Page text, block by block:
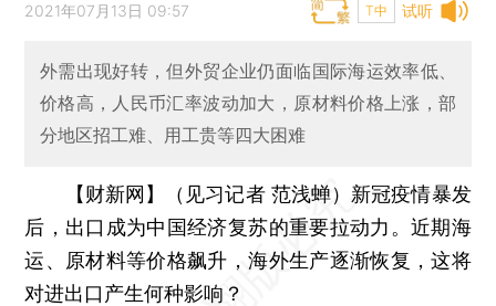
试听
2021年07月13日 09:57 T中
外需出现好转，但外贸企业仍面临国际海运效率低、
价格高，人民币汇率波动加大，原材料价格上涨，部
分地区招工难、用工贵等四大困难
【财新网】（见习记者 范浅蝉） 新冠疫情暴发
后，出口成为中国经济复苏的重要拉动力。近期海
运、原材料等价格飙升，海外生产逐渐恢复，这将
对进出口产生何种影响？